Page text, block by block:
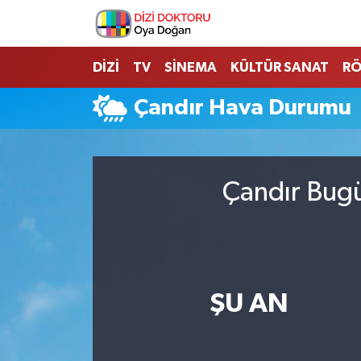
DİZİ TV SİNEMA KÜLTÜR SANAT
Çandır Hava Durumu
Çandır
ŞU AN
İstanbul Nöbetçi Eczaneler
İstanbul Hava Durumu
İstanbul Trafik Yoğunluk Haritası
Son Dakika Haberleri